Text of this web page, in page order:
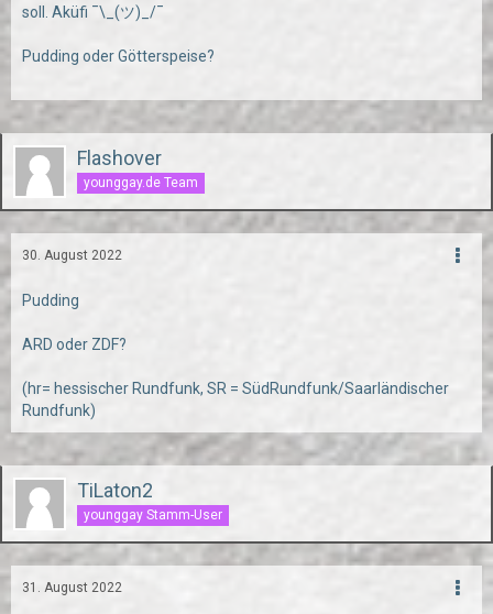
soll. Aküfi ¯\_(ツ)_/¯
Pudding oder Götterspeise?
Flashover
younggay.de Team
30. August 2022
Pudding
ARD oder ZDF?
(hr= hessischer Rundfunk, SR = SüdRundfunk/Saarländischer
Rundfunk)
TiLaton2
younggay Stamm-User
31. August 2022